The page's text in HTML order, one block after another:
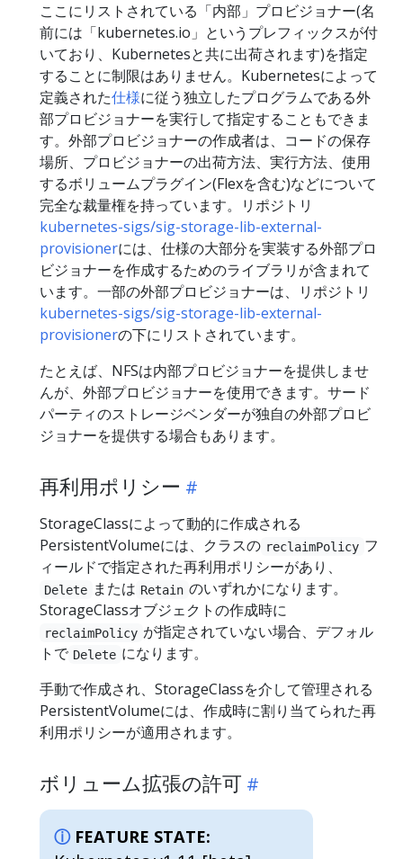
ここにリストされている「内部」プロビジョナー(名
前には「kubernetes.io」というプレフィックスが付
いており、Kubernetesと共に出荷されます)を指定
することに制限はありません。Kubernetesによって
定義された仕様に従う独立したプログラムである外
部プロビジョナーを実行して指定することもできま
す。外部プロビジョナーの作成者は、コードの保存
場所、プロビジョナーの出荷方法、実行方法、使用
するボリュームプラグイン(Flexを含む)などについて
完全な裁量権を持っています。リポジトリ
kubernetes-sigs/sig-storage-lib-external-
provisionerには、仕様の大部分を実装する外部プロ
ビジョナーを作成するためのライブラリが含まれて
います。一部の外部プロビジョナーは、リポジトリ
kubernetes-sigs/sig-storage-lib-external-
provisionerの下にリストされています。
たとえば、NFSは内部プロビジョナーを提供しませ
んが、外部プロビジョナーを使用できます。サード
パーティのストレージベンダーが独自の外部プロビ
ジョナーを提供する場合もあります。
再利用ポリシー
StorageClassによって動的に作成される
PersistentVolumeには、クラスの reclaimPolicy フ
ィールドで指定された再利用ポリシーがあり、
Delete または Retain のいずれかになります。
StorageClassオブジェクトの作成時に
reclaimPolicy が指定されていない場合、デフォル
トで Delete になります。
手動で作成され、StorageClassを介して管理される
PersistentVolumeには、作成時に割り当てられた再
利用ポリシーが適用されます。
ボリューム拡張の許可
FEATURE STATE: